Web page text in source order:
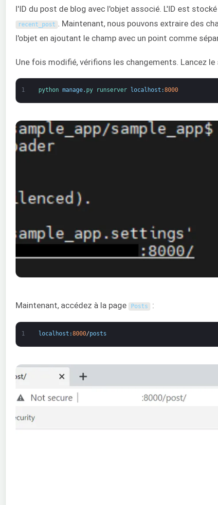
l'ID du post de blog avec l'objet associé. L'ID est
recent_post . Maintenant, nous pouvons extraire des
l'objet en ajoutant le champ avec un point comme
Une fois modifié, vérifions les changements. Lancez le
1 python manage. py runserver localhost :8000
Maintenant, accédez à la page Posts :
1 localhost :8000/posts